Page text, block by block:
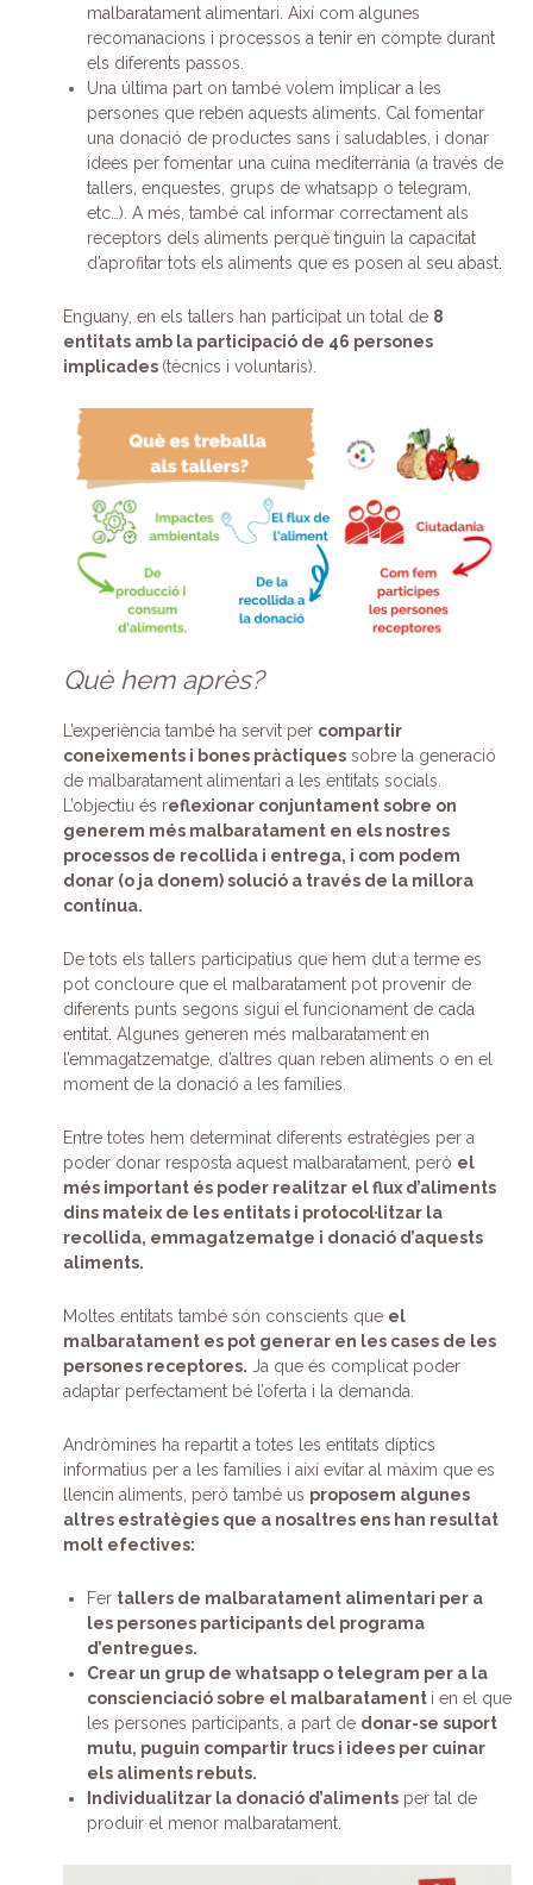
malbaratament alimentari. Així com algunes
recomanacions i processos a tenir en compte durant
els diferents passos.
Una última part on també volem implicar a les
persones que reben aquests aliments. Cal fomentar
una donació de productes sans i saludables, i donar
idees per fomentar una cuina mediterrània (a través de
tallers, enquestes, grups de whatsapp o telegram,
etc…). A més, també cal informar correctament als
receptors dels aliments perquè tinguin la capacitat
d’aprofitar tots els aliments que es posen al seu abast.
Enguany, en els tallers han participat un total de 8
entitats amb la participació de 46 persones
implicades (tècnics i voluntaris).
Què hem après?
L’experiència també ha servit per compartir
coneixements i bones pràctiquessobre la generació
de malbaratament alimentari a les entitats socials.
L’objectiu és reflexionar conjuntament sobre on
generem més malbaratament en els nostres
processos de recollida i entrega, i com podem
donar (o ja donem) solució a través de la millora
contínua.
De tots els tallers participatius que hem dut a terme es
pot concloure que el malbaratament pot provenir de
diferents punts segons sigui el funcionament de cada
entitat. Algunes generen més malbaratament en
l’emmagatzematge, d’altres quan reben aliments o en el
moment de la donació a les famílies.
Entre totes hem determinat diferents estratègies per a
poder donar resposta aquest malbaratament, però el
més important és poder realitzar el flux d’aliments
dins mateix de les entitats i protocol·litzar la
recollida, emmagatzematge i donació d’aquests
aliments.
Moltes entitats també són conscients que el
malbaratament es pot generar en les cases de les
persones receptores. Ja que és complicat poder
adaptar perfectament bé l’oferta i la demanda.
Andròmines ha repartit a totes les entitats díptics
informatius per a les famílies i així evitar al màxim que es
llencin aliments, però també us proposem algunes
altres estratègies que a nosaltres ens han resultat
molt efectives:
Fer tallers de malbaratament alimentari per a
les persones participants del programa
d’entregues.
Crear un grup de whatsapp o telegram per a la
conscienciació sobre el malbaratament i en el que
les persones participants, a part de donar-se suport
mutu, puguin compartir trucs i idees per cuinar
els aliments rebuts.
Individualitzar la donació d’alimentsper tal de
produir el menor malbaratament.